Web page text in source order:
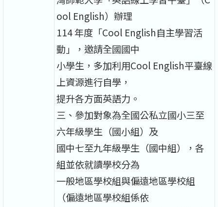
ool English）辦理
114 年度「Cool English自主學習活
動」，邀請全國國中
小學生，多加利用Cool English平臺線
上資源進行自學，
提升各方面英語力。
三、參加對象為全國公私立國小三至
六年級學生（國小組）及
國中七至九年級學生（國中組），各
組並依就讀學校分為
一般地區學校組與偏遠地區學校組
（偏遠地區學校組係依